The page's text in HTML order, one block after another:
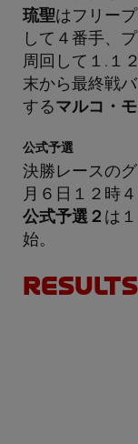
琉聖はフリー
して４番手、
周回して１.１
末から最終戦
するマルコ・モ
公式予選
決勝レースの
月６日１２時
公式予選２ は
始。
RESULTS